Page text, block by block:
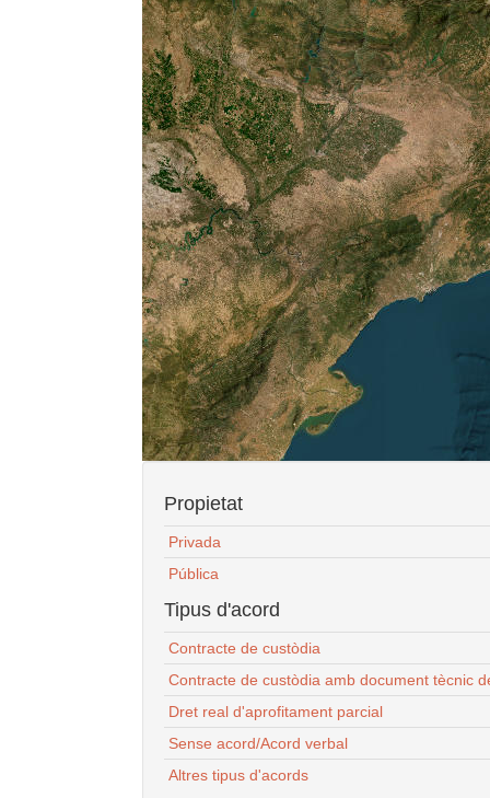
Propietat
Privada
Pública
Tipus d'acord
Contracte de custòdia
Contracte de custòdia amb document tècnic
Dret real d'aprofitament parcial
Sense acord/Acord verbal
Altres tipus d'acords